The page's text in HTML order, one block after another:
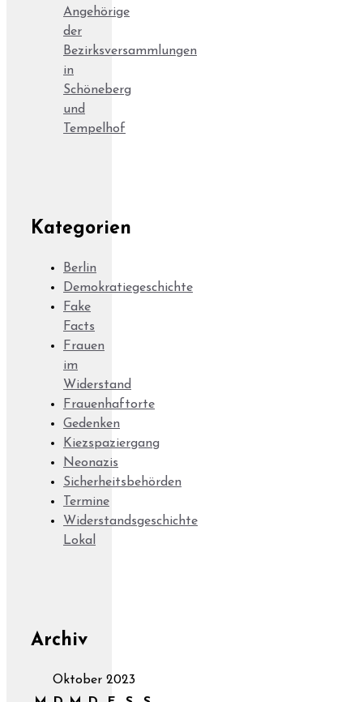
Angehörige
der
Bezirksversammlungen
in
Schöneberg
und
Tempelhof
Kategorien
Berlin
Demokratiegeschichte
Fake
Facts
Frauen
im
Widerstand
Frauenhaftorte
Gedenken
Kiezspaziergang
Neonazis
Sicherheitsbehörden
Termine
Widerstandsgeschichte
Lokal
Archiv
Oktober 2023